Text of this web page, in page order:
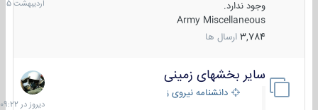
وجود ندارد.
Army Miscellaneous
3,784 ارسال ها
سایر بخشهای زمینی
دانشنامه نیروی زمینی
دیروز
در
09:22